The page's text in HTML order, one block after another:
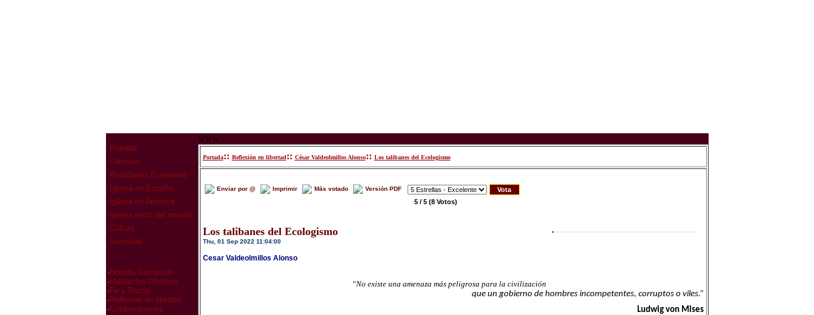
Portada
Vaticano
Realidades Eclesiales
Iglesia en España
Iglesia en América
Iglesia resto del mundo
Cultura
Sociedad
· Homilia Dominical
· Hablan los Obispos
· Fe y Razón
· Reflexion en libertad
·Colaboraciones
www
Portada:: Reflexión en libertad:: César Valdeolmillos Alonso:: Los talibanes del Ecologismo
Enviar por @ Imprimir Más votado Versión PDF
5 / 5 (8 Votos)
Los talibanes del Ecologismo
Thu, 01 Sep 2022 11:04:00
Cesar Valdeolmillos Alonso
“No existe una amenaza más peligrosa para la civilización
que un gobierno de hombres incompetentes, corruptos o viles.”
Ludwig von Mises